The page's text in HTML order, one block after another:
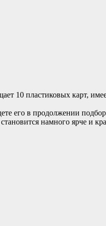
10 пластиковых карт,
его в продолжении
намного ярче и